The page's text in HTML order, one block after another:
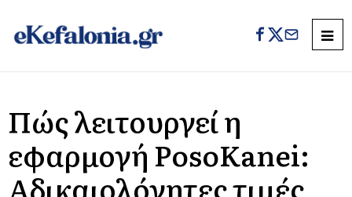
Πώς λειτουργεί η
εφαρμογή PosoKanei:
Αδικαιολόγητες τιμές